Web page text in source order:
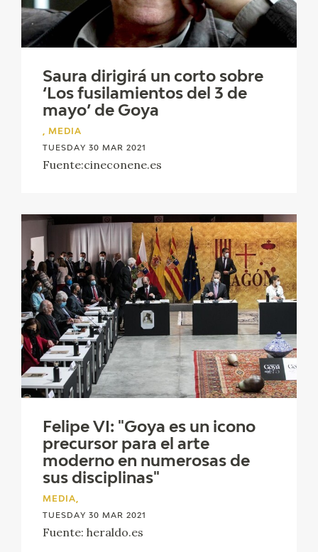
Saura dirigirá un corto sobre
‘Los fusilamientos del 3 de
mayo’ de Goya
, MEDIA
TUESDAY 30 MAR 2021
Fuente:cineconene.es
Felipe VI: "Goya es un icono
precursor para el arte
moderno en numerosas de
sus disciplinas"
MEDIA,
TUESDAY 30 MAR 2021
Fuente: heraldo.es